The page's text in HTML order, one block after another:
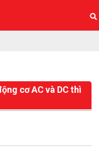
cơ AC và DC thì